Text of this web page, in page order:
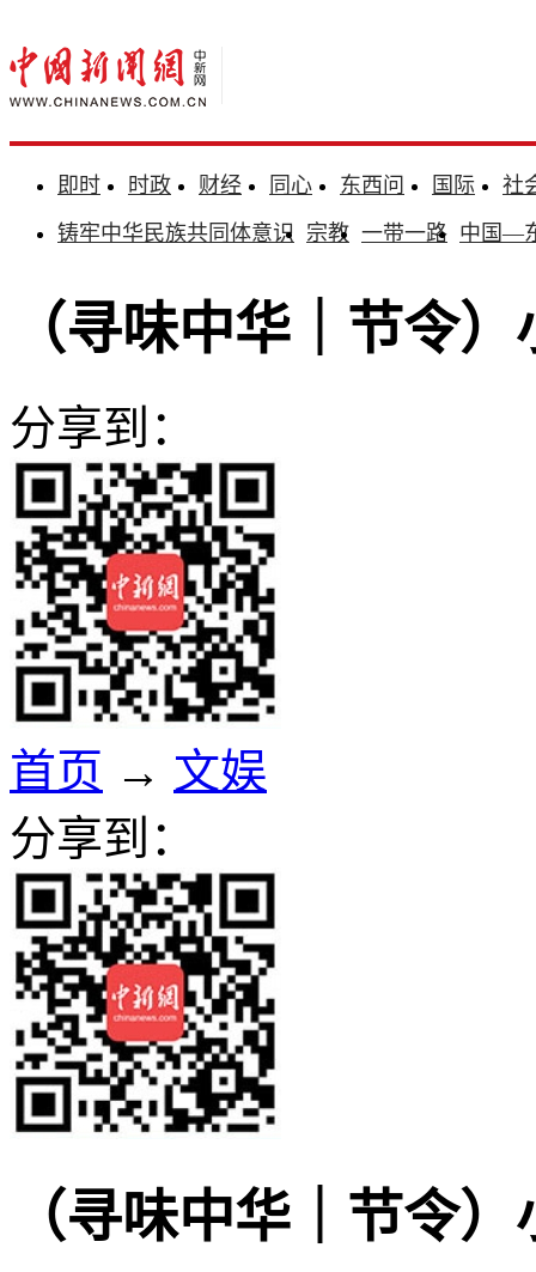
即时 时政 财经 同心 东西问 国际
社
铸牢中华民族共同体意识 宗教 一带一路 中国—
（寻味中华｜节令
分享到：
首页 → 文娱
分享到：
（寻味中华｜节令